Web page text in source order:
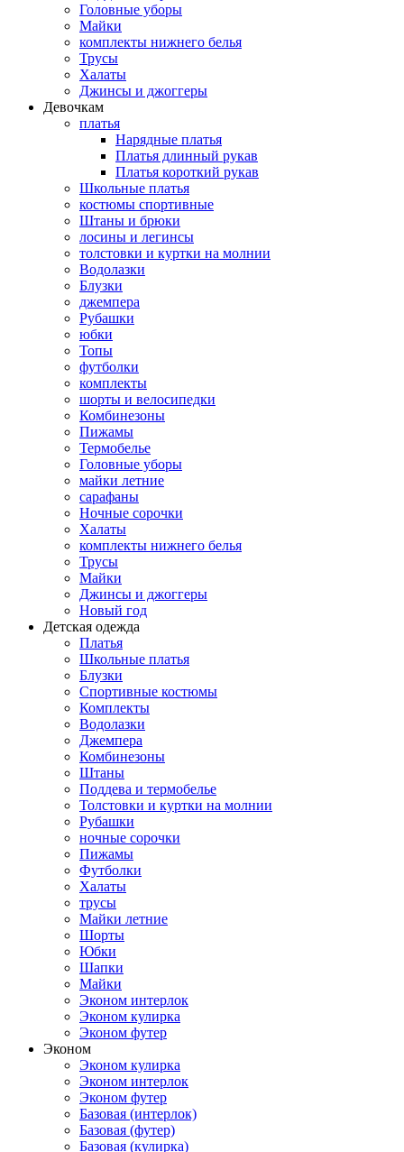
Головные уборы
Майки
комплекты нижнего белья
Трусы
Халаты
Джинсы и джоггеры
Девочкам
платья
Нарядные платья
Платья длинный рукав
Платья короткий рукав
Школьные платья
костюмы спортивные
Штаны и брюки
лосины и легинсы
толстовки и куртки на молнии
Водолазки
Блузки
джемпера
Рубашки
юбки
Топы
футболки
комплекты
шорты и велосипедки
Комбинезоны
Пижамы
Термобелье
Головные уборы
майки летние
сарафаны
Ночные сорочки
Халаты
комплекты нижнего белья
Трусы
Майки
Джинсы и джоггеры
Новый год
Детская одежда
Платья
Школьные платья
Блузки
Спортивные костюмы
Комплекты
Водолазки
Джемпера
Комбинезоны
Штаны
Поддева и термобелье
Толстовки и куртки на молнии
Рубашки
ночные сорочки
Пижамы
Футболки
Халаты
трусы
Майки летние
Шорты
Юбки
Шапки
Майки
Эконом интерлок
Эконом кулирка
Эконом футер
Эконом
Эконом кулирка
Эконом интерлок
Эконом футер
Базовая (интерлок)
Базовая (футер)
Базовая (кулирка)